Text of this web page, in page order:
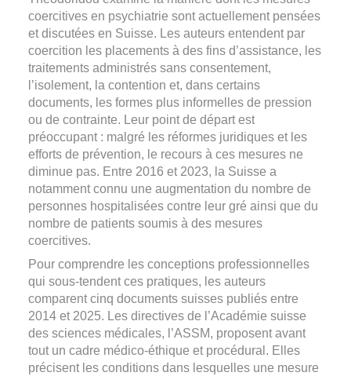
coercitives en psychiatrie sont actuellement pensées
et discutées en Suisse. Les auteurs entendent par
coercition les placements à des fins d’assistance, les
traitements administrés sans consentement,
l’isolement, la contention et, dans certains
documents, les formes plus informelles de pression
ou de contrainte. Leur point de départ est
préoccupant : malgré les réformes juridiques et les
efforts de prévention, le recours à ces mesures ne
diminue pas. Entre 2016 et 2023, la Suisse a
notamment connu une augmentation du nombre de
personnes hospitalisées contre leur gré ainsi que du
nombre de patients soumis à des mesures
coercitives.
Pour comprendre les conceptions professionnelles
qui sous-tendent ces pratiques, les auteurs
comparent cinq documents suisses publiés entre
2014 et 2025. Les directives de l’Académie suisse
des sciences médicales, l’ASSM, proposent avant
tout un cadre médico-éthique et procédural. Elles
précisent les conditions dans lesquelles une mesure